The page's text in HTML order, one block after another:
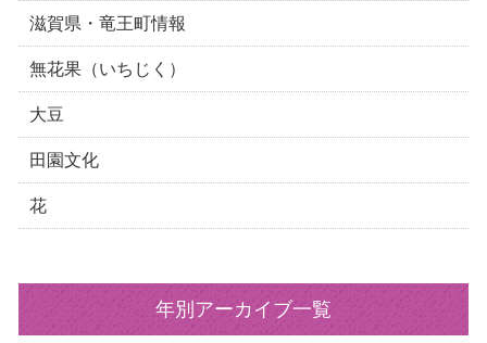
滋賀県・竜王町情報
無花果（いちじく）
大豆
田園文化
花
年別アーカイブ一覧